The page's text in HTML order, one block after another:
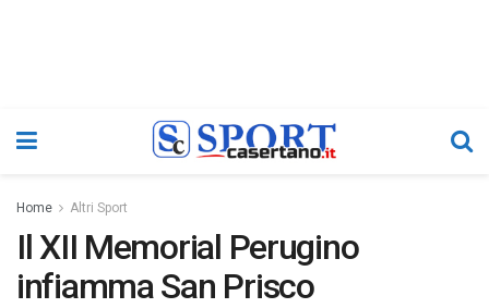
Home Altri Sport
Il XII Memorial Perugino
infiamma San Prisco